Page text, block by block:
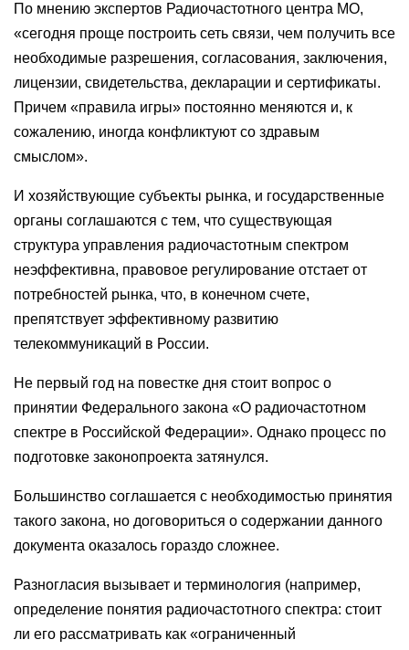
По мнению экспертов Радиочастотного центра МО,
«сегодня проще построить сеть связи, чем получить все
необходимые разрешения, согласования, заключения,
лицензии, свидетельства, декларации и сертификаты.
Причем «правила игры» постоянно меняются и, к
сожалению, иногда конфликтуют со здравым
смыслом».
И хозяйствующие субъекты рынка, и государственные
органы соглашаются с тем, что существующая
структура управления радиочастотным спектром
неэффективна, правовое регулирование отстает от
потребностей рынка, что, в конечном счете,
препятствует эффективному развитию
телекоммуникаций в России.
Не первый год на повестке дня стоит вопрос о
принятии Федерального закона «О радиочастотном
спектре в Российской Федерации». Однако процесс по
подготовке законопроекта затянулся.
Большинство соглашается с необходимостью принятия
такого закона, но договориться о содержании данного
документа оказалось гораздо сложнее.
Разногласия вызывает и терминология (например,
определение понятия радиочастотного спектра: стоит
ли его рассматривать как «ограниченный